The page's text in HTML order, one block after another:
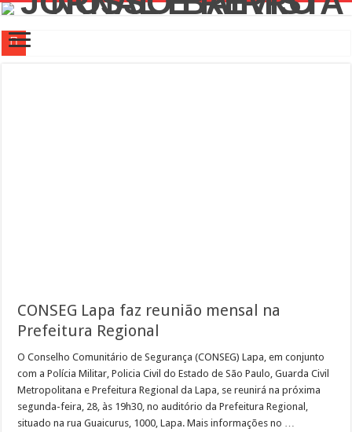
CONSEG Lapa faz reunião mensal na
Prefeitura Regional
O Conselho Comunitário de Segurança (CONSEG) Lapa, em conjunto
com a Polícia Militar, Policia Civil do Estado de São Paulo, Guarda Civil
Metropolitana e Prefeitura Regional da Lapa, se reunirá na próxima
segunda-feira, 28, às 19h30, no auditório da Prefeitura Regional,
situado na rua Guaicurus, 1000, Lapa. Mais informações no …